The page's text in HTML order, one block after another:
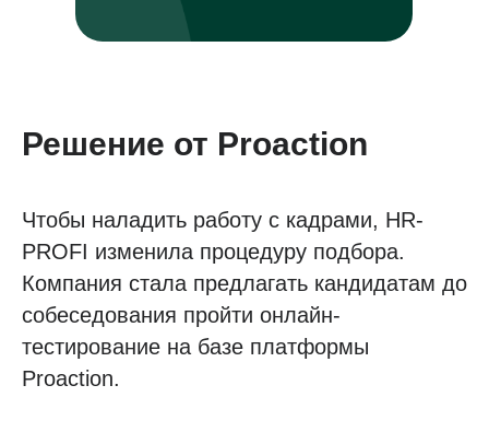
Решение от Proaction
Чтобы наладить работу с кадрами, HR-
PROFI изменила процедуру подбора.
Компания стала предлагать кандидатам до
собеседования пройти онлайн-
тестирование на базе платформы
Proaction.